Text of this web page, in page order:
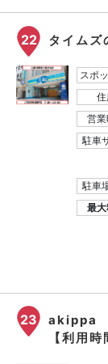
22 タイムズ
スポ
営
駐車
駐車
最
23
akippa
【利用